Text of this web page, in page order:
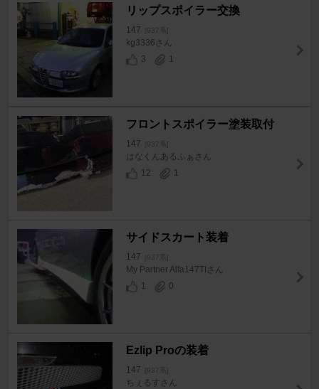
リップスポイラー交換
147 [937系]
kg3336さん
3
1
フロントスポイラー塗装取付
147 [937系]
はなくんあるふぁさん
12
1
サイドスカート装着
147 [937系]
My Partner Alfa147TIさん
1
0
Ezlip Proの装着
147 [937系]
ちぇるすさん